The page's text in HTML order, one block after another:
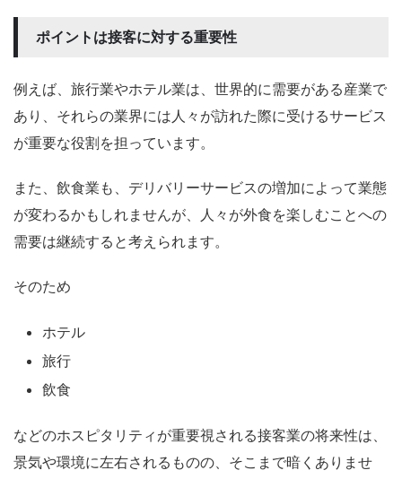
ポイントは接客に対する重要性
例えば、旅行業やホテル業は、世界的に需要がある産業で
あり、それらの業界には人々が訪れた際に受けるサービス
が重要な役割を担っています。
また、飲食業も、デリバリーサービスの増加によって業態
が変わるかもしれませんが、人々が外食を楽しむことへの
需要は継続すると考えられます。
そのため
ホテル
旅行
飲食
などのホスピタリティが重要視される接客業の将来性は、
景気や環境に左右されるものの、そこまで暗くありませ